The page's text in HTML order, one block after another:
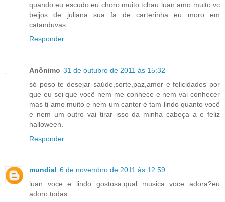
quando eu escudo eu choro muito.tchau luan amo muito vc
beijos de juliana sua fa de carterinha eu moro em
catanduvas.
Responder
Anônimo 31 de outubro de 2011 às 15:32
só poso te desejar saúde,sorte,paz,amor e felicidades por
que eu sei que você nem me conhece e nem vai conhecer
mas ti amo muito e nem um cantor é tam lindo quanto você
e nem um outro vai tirar isso da minha cabeça a e feliz
halloween.
Responder
mundial 6 de novembro de 2011 às 12:59
luan voce e lindo gostosa.qual musica voce adora?eu
adoro todas